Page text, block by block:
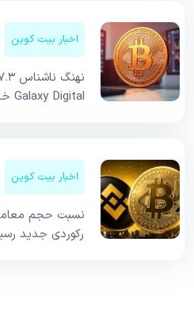
اخبار بیت کوین
Galaxy Digital خارج کرد
اخبار بیت کوین
نسبت حجم
رکوردی جدید